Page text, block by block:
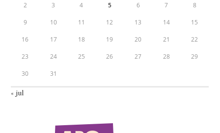
2 3 4 5 6 7 8
9 10 11 12 13 14 15
16 17 18 19 20 21 22
23 24 25 26 27 28 29
30 31
« jul